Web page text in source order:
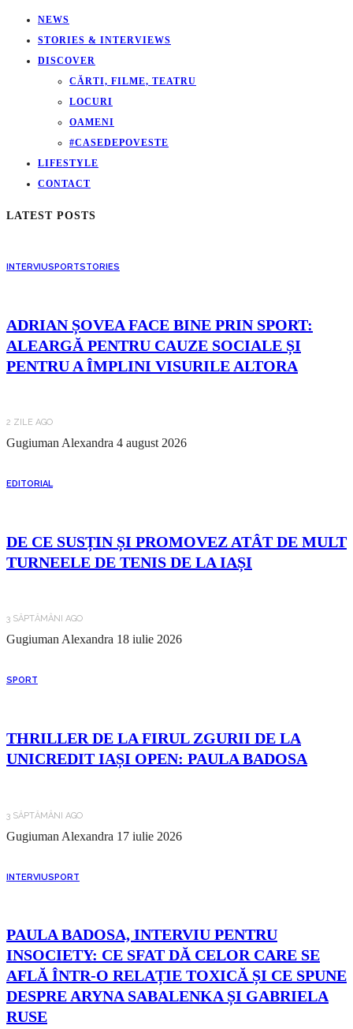
NEWS
STORIES & INTERVIEWS
DISCOVER
CĂRTI, FILME, TEATRU
LOCURI
OAMENI
#CASEDEPOVESTE
LIFESTYLE
CONTACT
LATEST POSTS
INTERVIUSPORTSTORIES
ADRIAN ȘOVEA FACE BINE PRIN SPORT:
ALEARGĂ PENTRU CAUZE SOCIALE ȘI
PENTRU A ÎMPLINI VISURILE ALTORA
2 ZILE AGO
Gugiuman Alexandra 4 august 2026
EDITORIAL
DE CE SUSȚIN ȘI PROMOVEZ ATÂT DE MULT
TURNEELE DE TENIS DE LA IAȘI
3 SĂPTĂMÂNI AGO
Gugiuman Alexandra 18 iulie 2026
SPORT
THRILLER DE LA FIRUL ZGURII DE LA
UNICREDIT IAȘI OPEN: PAULA BADOSA
3 SĂPTĂMÂNI AGO
Gugiuman Alexandra 17 iulie 2026
INTERVIUSPORT
PAULA BADOSA, INTERVIU PENTRU
INSOCIETY: CE SFAT DĂ CELOR CARE SE
AFLĂ ÎNTR-O RELAȚIE TOXICĂ ȘI CE SPUNE
DESPRE ARYNA SABALENKA ȘI GABRIELA
RUSE